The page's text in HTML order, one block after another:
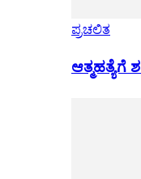
ಪ್ರಚಲಿತ
ಆತ್ಮಹತ್ಯೆಗೆ